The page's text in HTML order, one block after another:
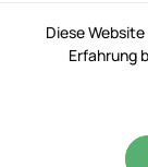
Diese
Erfahrung